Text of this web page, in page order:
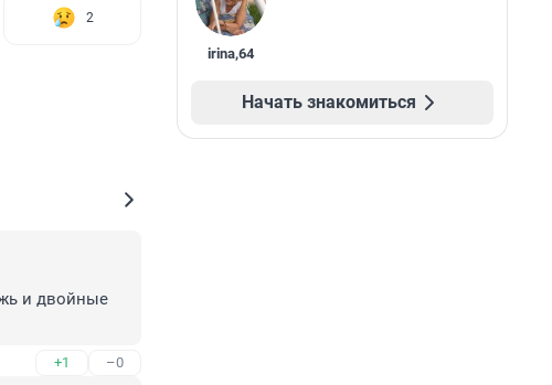
2
и двойные
+1 –0
irina,64
Начать знакомиться